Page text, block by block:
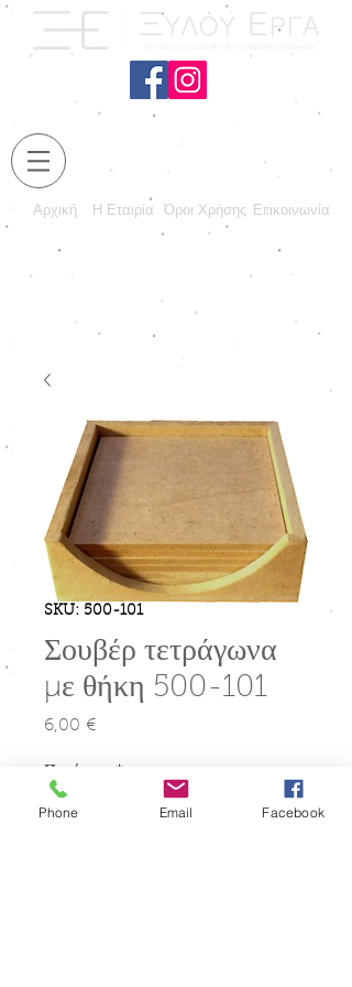
Αρχική Η Εταιρία Όροι Χρήσης Επικοινωνία
SKU: 500-101
Σουβέρ τετράγωνα
με θήκη 500-101
6,00 €Τιμή
Phone Email Facebook